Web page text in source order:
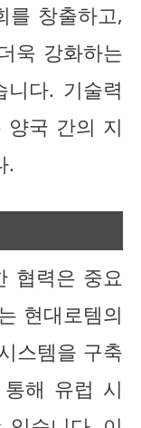
를 창출하고,
욱 강화하는
다. 기술력
국 간의 지
.
협력은 중요
현대로템의
스템을 구축
해 유럽 시